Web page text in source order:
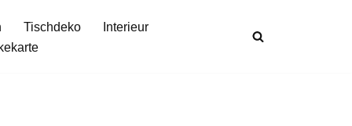
Tischdeko
Interieur